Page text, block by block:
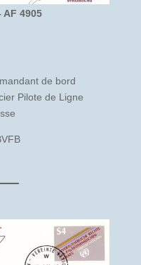
AF 4905
de bord
Pilote de Ligne